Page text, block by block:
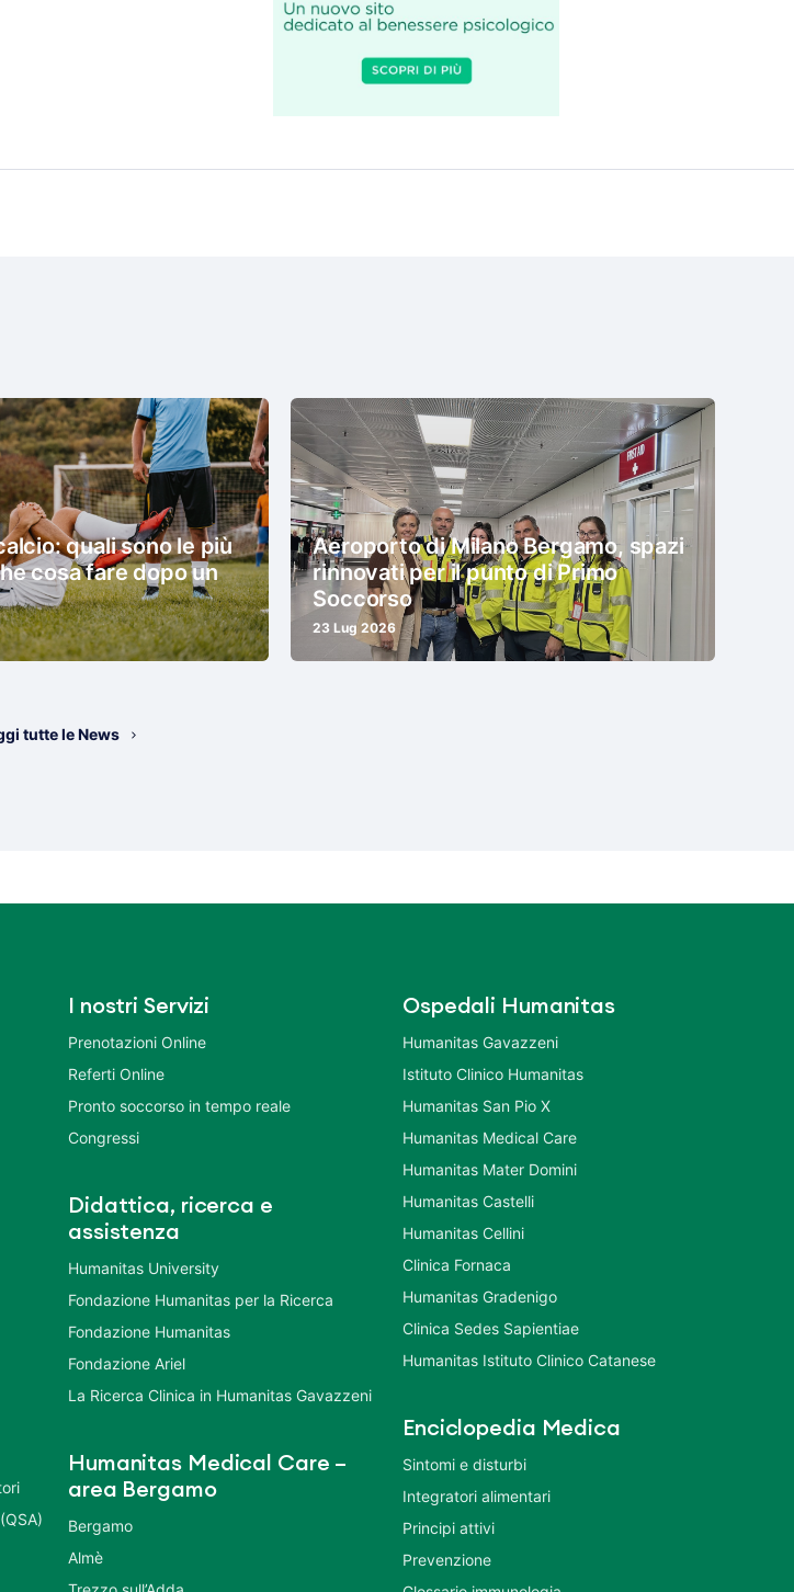
quali sono le più
cosa fare dopo un
Aeroporto di Milano Bergamo, spazi
rinnovati per il punto di Primo
Soccorso
23 Lug 2026
tutte le News
I nostri Servizi
Prenotazioni Online
Referti Online
Pronto soccorso in tempo reale
Congressi
Didattica, ricerca e
assistenza
Humanitas University
Fondazione Humanitas per la Ricerca
Fondazione Humanitas
Fondazione Ariel
La Ricerca Clinica in Humanitas Gavazzeni
Humanitas Medical Care –
area Bergamo
Bergamo
Almè
Ospedali Humanitas
Humanitas Gavazzeni
Istituto Clinico Humanitas
Humanitas San Pio X
Humanitas Medical Care
Humanitas Mater Domini
Humanitas Castelli
Humanitas Cellini
Clinica Fornaca
Humanitas Gradenigo
Clinica Sedes Sapientiae
Humanitas Istituto Clinico Catanese
Enciclopedia Medica
Sintomi e disturbi
Integratori alimentari
Principi attivi
Prevenzione